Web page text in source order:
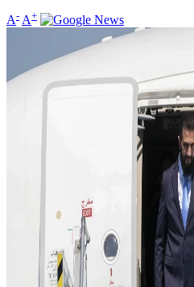
A- A+